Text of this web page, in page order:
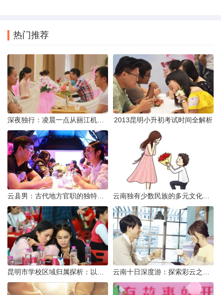
热门推荐
2013昆明小升初考试时间全解析